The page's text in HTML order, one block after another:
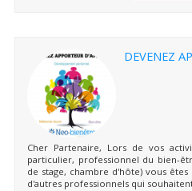
DEVENEZ
Cher Partenaire, Lors de vos
particulier, professionnel du bien-
de stage, chambre d'hôte) vous
d'autres professionnels qui